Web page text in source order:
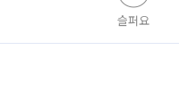
슬퍼요